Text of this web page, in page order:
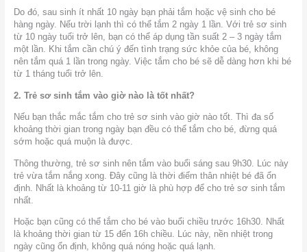
Do đó, sau sinh ít nhất 10 ngày bạn phải tắm hoặc vệ sinh cho bé
hàng ngày. Nếu trời lạnh thì có thể tắm 2 ngày 1 lần. Với trẻ sơ sinh
từ 10 ngày tuổi trở lên, bạn có thể áp dụng tần suất 2 – 3 ngày tắm
một lần. Khi tắm cần chú ý đến tình trạng sức khỏe của bé, không
nên tắm quá 1 lần trong ngày. Việc tắm cho bé sẽ dễ dàng hơn khi bé
từ 1 tháng tuổi trở lên.
2. Trẻ sơ sinh tắm vào giờ nào là tốt nhất?
Nếu bạn thắc mắc tắm cho trẻ sơ sinh vào giờ nào tốt. Thì đa số
khoảng thời gian trong ngày bạn đều có thể tắm cho bé, đừng quá
sớm hoặc quá muộn là được.
Thông thường, trẻ sơ sinh nên tắm vào buổi sáng sau 9h30. Lúc này
trẻ vừa tắm nắng xong. Đây cũng là thời điểm thân nhiệt bé đã ổn
định. Nhất là khoảng từ 10-11 giờ là phù hợp để cho trẻ sơ sinh tắm
nhất.
Hoặc bạn cũng có thể tắm cho bé vào buổi chiều trước 16h30. Nhất
là khoảng thời gian từ 15 đến 16h chiều. Lúc này, nền nhiệt trong
ngày cũng ổn định, không quá nóng hoặc quá lạnh.